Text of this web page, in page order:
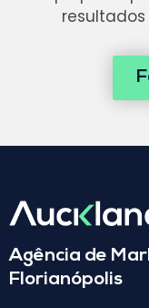
Agência de
Florianópolis